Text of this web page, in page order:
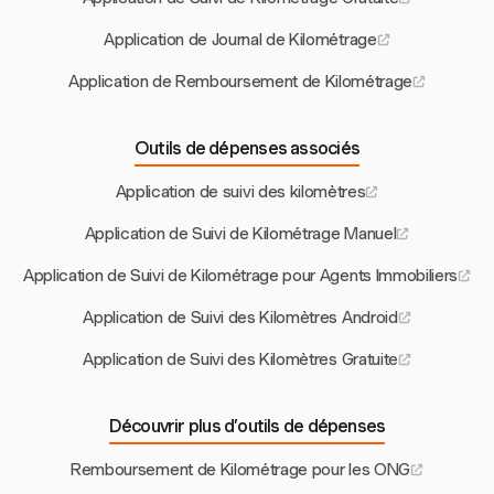
Application de Journal de Kilométrage
Application de Remboursement de Kilométrage
Outils de dépenses associés
Application de suivi des kilomètres
Application de Suivi de Kilométrage Manuel
Application de Suivi de Kilométrage pour Agents Immobiliers
Application de Suivi des Kilomètres Android
Application de Suivi des Kilomètres Gratuite
Découvrir plus d’outils de dépenses
Remboursement de Kilométrage pour les ONG